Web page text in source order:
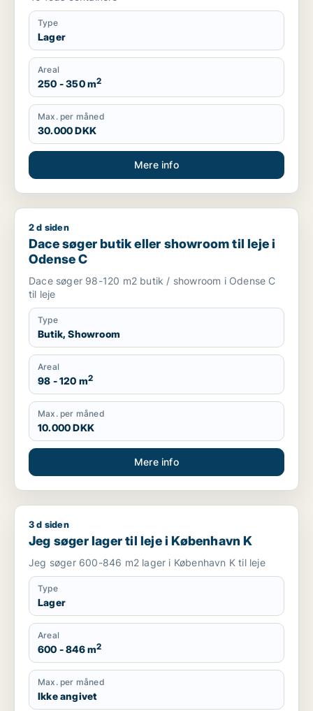
Type
Lager
Areal
250 - 350 m2
Max. per måned
30.000 DKK
Mere info
Dace søger butik eller showroom til leje i Odense C
2 d siden
Dace søger butik eller showroom til leje i
Odense C
Dace søger 98-120 m2 butik / showroom i Odense C
til leje
Type
Butik, Showroom
Areal
98 - 120 m2
Max. per måned
10.000 DKK
Mere info
Jeg søger lager til leje i København K
3 d siden
Jeg søger lager til leje i København K
Jeg søger 600-846 m2 lager i København K til leje
Type
Lager
Areal
600 - 846 m2
Max. per måned
Ikke angivet